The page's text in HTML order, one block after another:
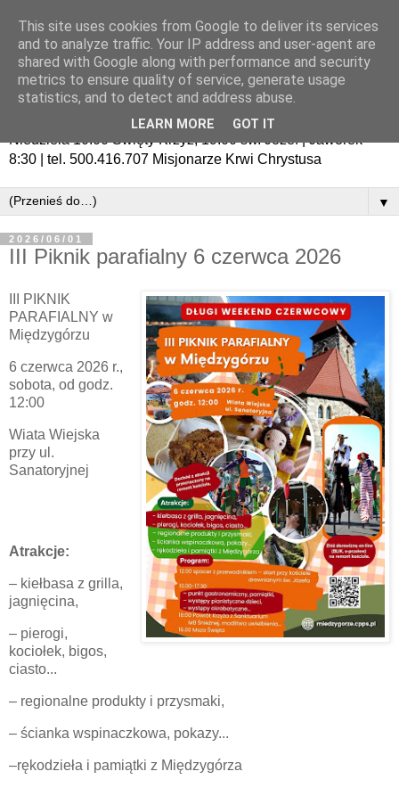
Niedziela 10:00 Święty Krzyż, 19:00 św. Józef | Jaworek
8:30 | tel. 500.416.707 Misjonarze Krwi Chrystusa
▼
2026/06/01
III Piknik parafialny 6 czerwca 2026
III PIKNIK
PARAFIALNY w
Międzygórzu
6 czerwca 2026 r.,
sobota, od godz.
12:00
Wiata Wiejska
przy ul.
Sanatoryjnej
Atrakcje:
– kiełbasa z grilla,
jagnięcina,
– pierogi,
kociołek, bigos,
ciasto...
– regionalne produkty i przysmaki,
– ścianka wspinaczkowa, pokazy...
–rękodzieła i pamiątki z Międzygórza
This site uses cookies from Google to deliver its services
and to analyze traffic. Your IP address and user-agent are
shared with Google along with performance and security
metrics to ensure quality of service, generate usage
statistics, and to detect and address abuse.
LEARN MORE GOT IT